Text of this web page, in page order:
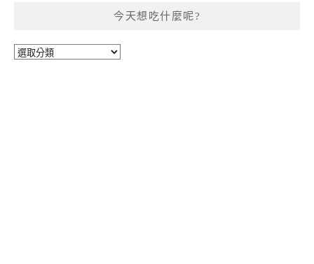
今天想吃什麼呢?
今